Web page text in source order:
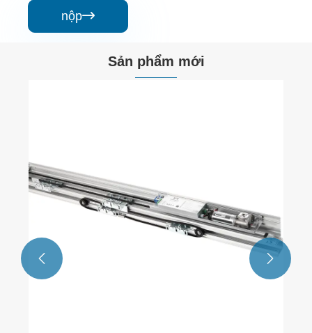
nộp
Sản phẩm mới
 